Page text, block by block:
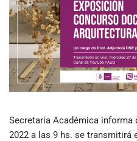
Secretaría Académica informa
2022 a las 9 hs. se transmitirá